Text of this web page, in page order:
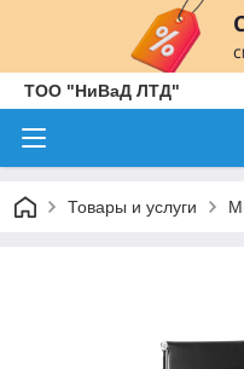
ТОО "НиВаД ЛТД"
Товары и услуги